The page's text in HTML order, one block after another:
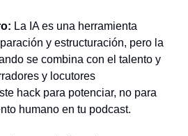
La IA es una herramienta
y estructuración, pero la
se combina con el talento y
y locutores
hack para potenciar, no para
humano en tu podcast.